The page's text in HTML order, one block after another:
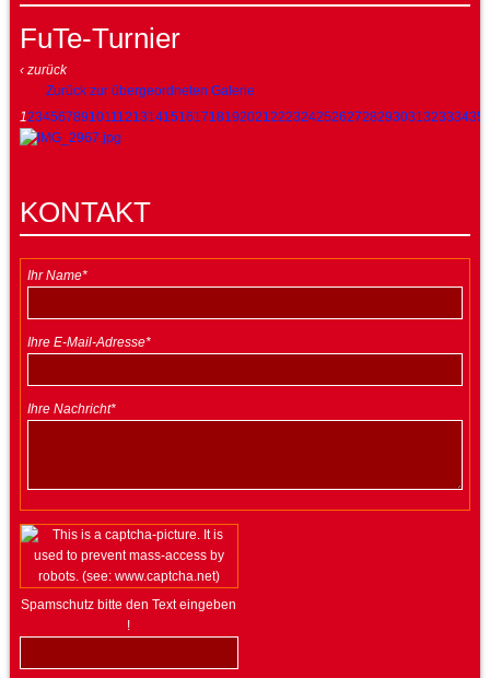
FuTe-Turnier
‹ zurück
Zurück zur übergeordneten Galerie
1234567891011 12131415161718192021 22232425262728293031 32333435
KONTAKT
Ihr Name*
Ihre E-Mail-Adresse*
Ihre Nachricht*
Spamschutz bitte den Text eingeben
!